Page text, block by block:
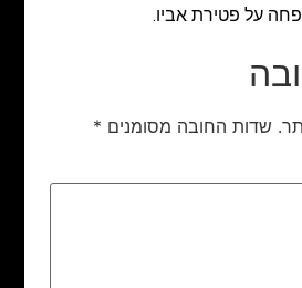
על פטירת אביו.
שדות החובה מסומנים *